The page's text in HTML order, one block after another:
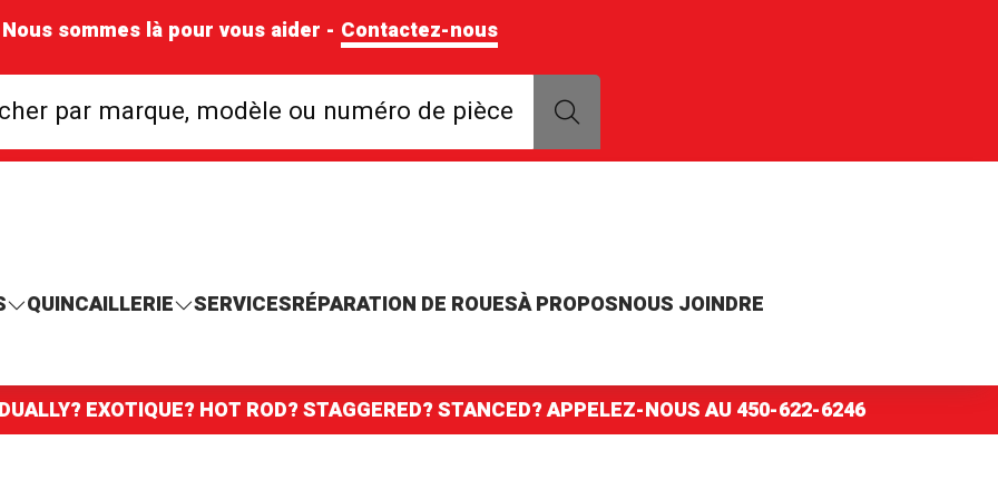
Nous sommes là pour vous aider - Contactez-nous
par marque, modèle ou numéro de pièce
Rechercher par marque, modèle ou numéro de pièce
QUINCAILLERIE SERVICESRÉPARATION DE ROUESÀ PROPOSNOUS JOINDRE
EXOTIQUE? HOT ROD? STAGGERED? STANCED? APPELEZ-NOUS AU450-622-6246